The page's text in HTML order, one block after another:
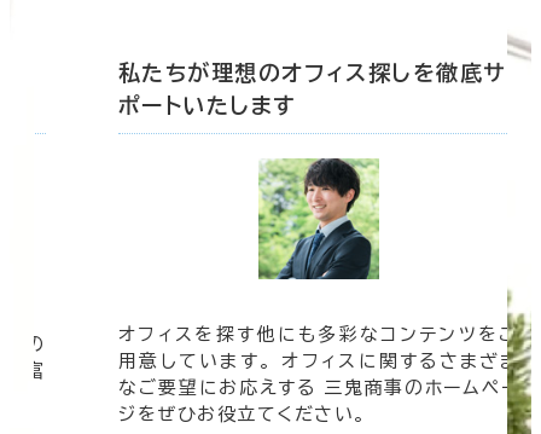
の
豊富
私たちが理想のオフィス探しを徹底サ
ポートいたします
オフィスを探す他にも多彩なコンテンツをご
用意しています。 オフィスに関するさまざま
なご要望にお応えする 三鬼商事のホームペー
ジをぜひお役立てください。